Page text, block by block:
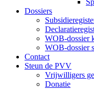
Dossiers
WOB-dossier
WOB-dossier
Contact
Steun de PVV
Vrijwilligers
Donatie